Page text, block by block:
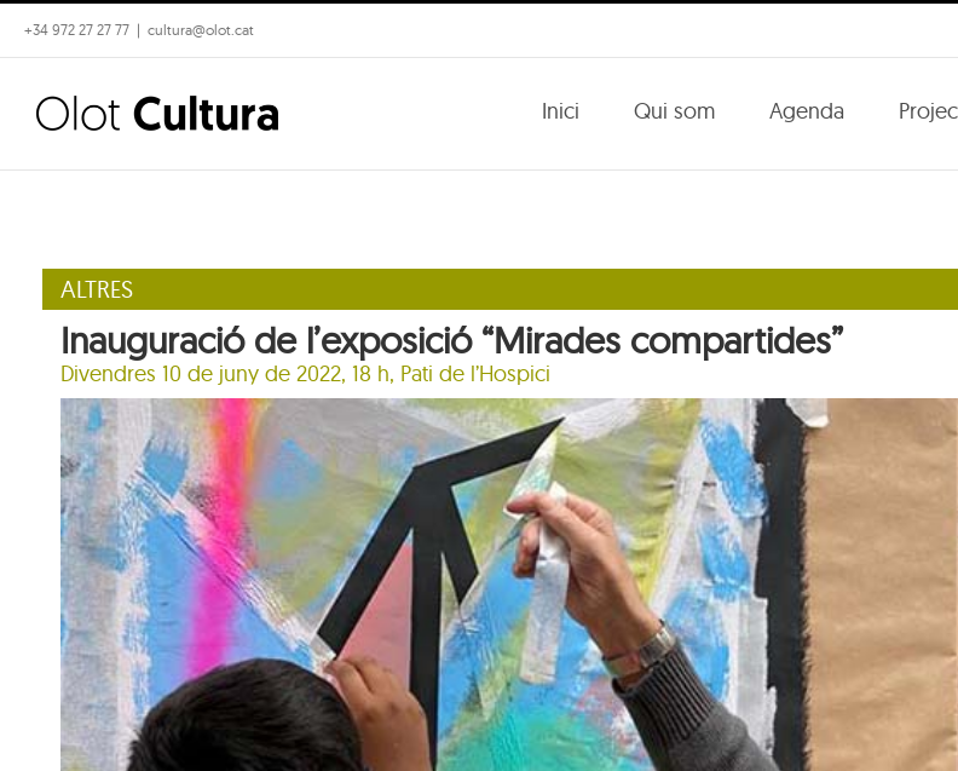
Skip
to
content
+34 972 27 27 77 | cultura@olot.cat
Inici Qui som Agenda
ALTRES
Inauguració de l’exposició “Mirades compartides”
Divendres 10 de juny de 2022, 18 h, Pati de l’Hospici